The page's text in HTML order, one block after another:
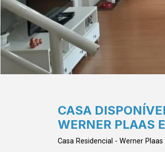
CASA
WERNER PLAAS
Casa Residencial - Werner Plaas